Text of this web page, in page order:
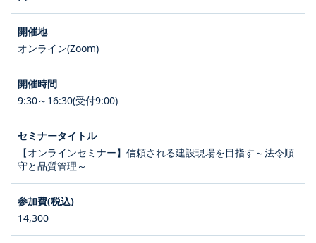
オンライン(Zoom)
9:30～16:30(受付9:00)
【オンラインセミナー】信頼される建設現場を目指す～法令順
守と品質管理～
14,300